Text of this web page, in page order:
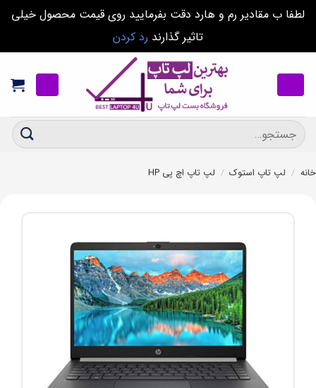
لطفا ب مقادیر رم و هارد دقت بفرمایید روی قیمت محصول خیلی
تاثیر گذارند رد کردن
content
جستجو
برای:
خانه / لپ تاپ استوک / لپ تاپ اچ پی HP